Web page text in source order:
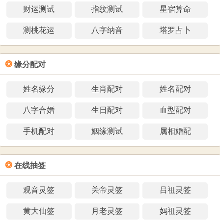
财运测试 指纹测试 星宿算命
测桃花运 八字纳音 塔罗占卜
❂ 缘分配对
姓名缘分 生肖配对 姓名配对
八字合婚 生日配对 血型配对
手机配对 姻缘测试 属相婚配
❂ 在线抽签
观音灵签 关帝灵签 吕祖灵签
黄大仙签 月老灵签 妈祖灵签